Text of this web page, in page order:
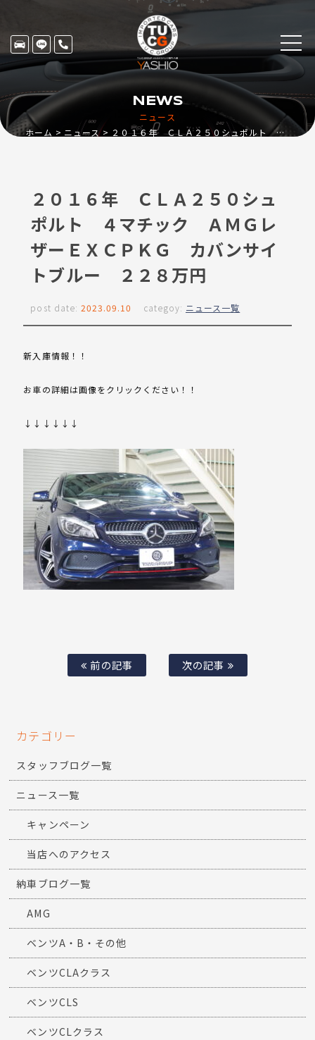
ニュース
NEWS
ホーム ニュース ２０１６年 ＣＬＡ２５０シュポルト ４マチック ＡＭＧレザーＥＸＣＰＫＧ カバンサイトブルー ２２８万円
２０１６年 ＣＬＡ２５０シュ
ポルト ４マチック ＡＭＧレ
ザーＥＸＣＰＫＧ カバンサイ
トブルー ２２８万円
post date: 2023.09.10 categoy: ニュース一覧
新入庫情報！！
お車の詳細は画像をクリックください！！
↓↓↓↓↓↓
前の記事 次の記事
カテゴリー
スタッフブログ一覧
ニュース一覧
キャンペーン
当店へのアクセス
納車ブログ一覧
AMG
ベンツA・B・その他
ベンツCLAクラス
ベンツCLS
ベンツCLクラス